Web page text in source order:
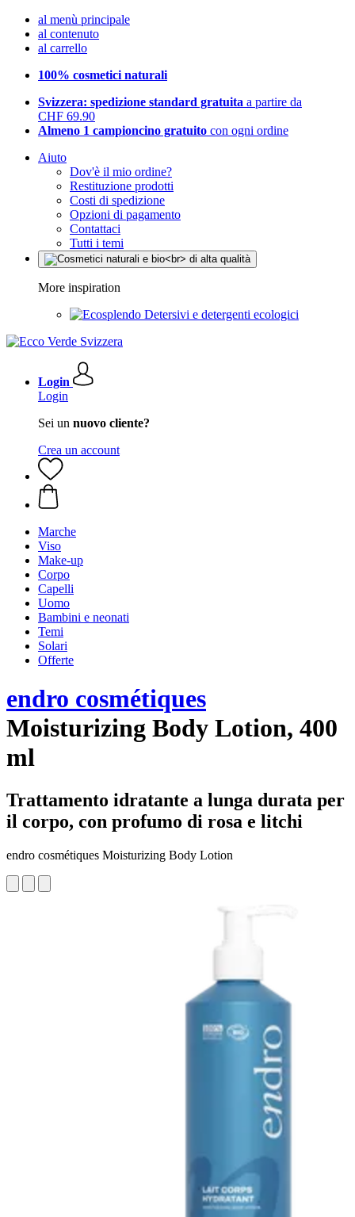
al menù principale
al contenuto
al carrello
100% cosmetici naturali
Svizzera: spedizione standard gratuita a partire da
CHF 69.90
Almeno 1 campioncino gratuito con ogni ordine
Aiuto
Dov'è il mio ordine?
Restituzione prodotti
Costi di spedizione
Opzioni di pagamento
Contattaci
Tutti i temi
More inspiration
Detersivi e detergenti ecologici
Login
Login
Sei un nuovo cliente?
Crea un account
Marche
Viso
Make-up
Corpo
Capelli
Uomo
Bambini e neonati
Temi
Solari
Offerte
endro cosmétiques
Moisturizing Body Lotion, 400
ml
Trattamento idratante a lunga durata per
il corpo, con profumo di rosa e litchi
endro cosmétiques Moisturizing Body Lotion